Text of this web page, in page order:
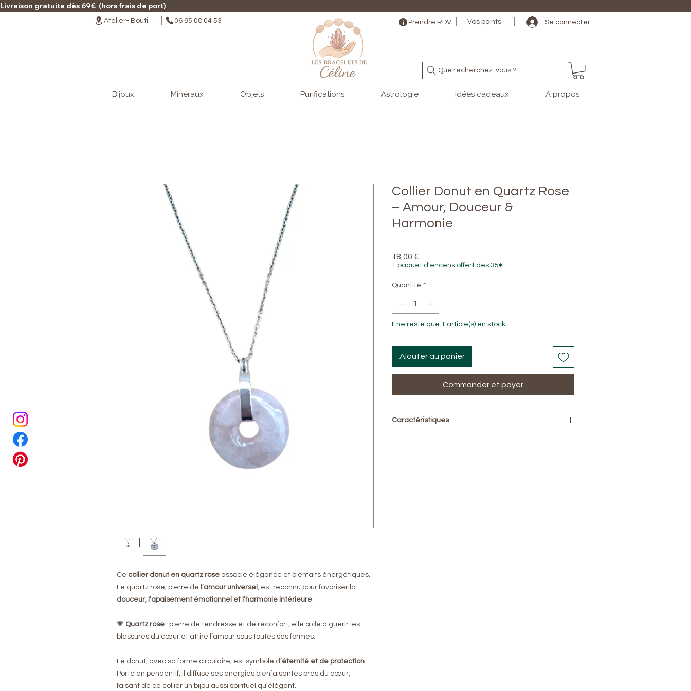
Livraison gratuite dès 69€  (hors frais de
06 95 08 04 53 Prendre RDV Vos points Se connecter
Que recherchez-vous ?
Bijoux Minéraux Objets Purifications Astrologie Idées cadeaux À propos
Ce collier donut en quartz rose associe élégance et bienfaits énergétiques.
Le quartz rose, pierre de l’amour universel
, est reconnu pour favoriser la
douceur, l’apaisement émotionnel et l’harmonie intérieure
💗 Quartz rose : pierre de tendresse et de réconfort, elle aide à guérir les
blessures du cœur et attire l’amour sous toutes ses formes.
Le donut, avec sa forme circulaire, est symbole d’éternité et de protection
Porté en pendentif, il diffuse ses énergies bienfaisantes près du cœur,
faisant de ce collier un bijou aussi spirituel qu’élégant.
Collier Donut en Quartz Rose
– Amour, Douceur &
Harmonie
18,00 €
1 paquet d'encens offert dès 35€
Quantité *
Il ne reste que 1 article(s) en stock
Ajouter au panier
Commander et payer
Caractéristiques